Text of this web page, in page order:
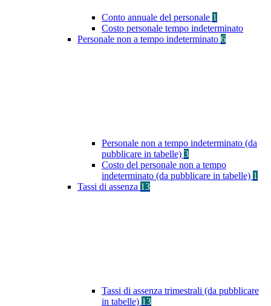
Conto annuale del personale 1
Costo personale tempo indeterminato
Personale non a tempo indeterminato 6
Personale non a tempo indeterminato (da
pubblicare in tabelle) 3
Costo del personale non a tempo
indeterminato (da pubblicare in tabelle) 1
Tassi di assenza 13
Tassi di assenza trimestrali (da pubblicare
in tabelle) 13